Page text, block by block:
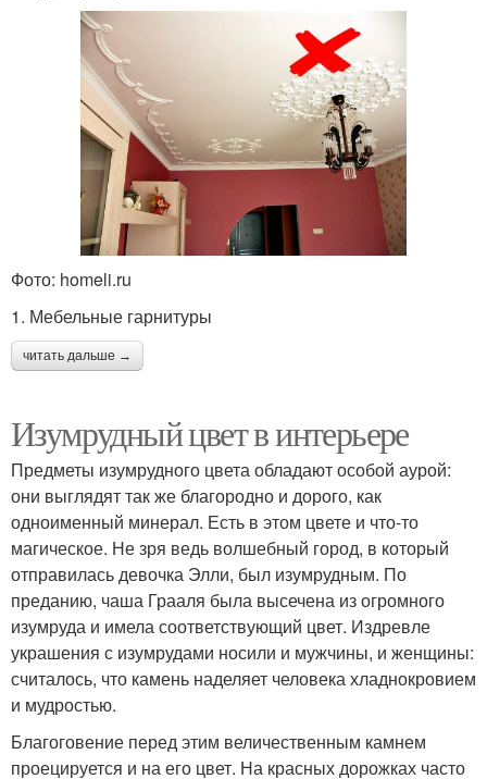
Фото: homeli.ru
1. Мебельные гарнитуры
читать дальше →
Изумрудный цвет в интерьере
Предметы изумрудного цвета обладают особой аурой:
они выглядят так же благородно и дорого, как
одноименный минерал. Есть в этом цвете и что-то
магическое. Не зря ведь волшебный город, в который
отправилась девочка Элли, был изумрудным. По
преданию, чаша Грааля была высечена из огромного
изумруда и имела соответствующий цвет. Издревле
украшения с изумрудами носили и мужчины, и женщины:
считалось, что камень наделяет человека хладнокровием
и мудростью.
Благоговение перед этим величественным камнем
проецируется и на его цвет. На красных дорожках часто